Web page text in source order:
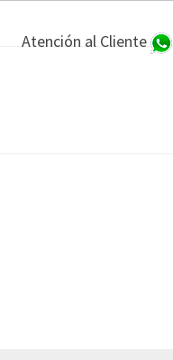
Atención al Cliente